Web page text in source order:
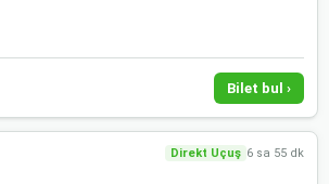
Bilet bul ›
Direkt Uçuş 6 sa 55 dk